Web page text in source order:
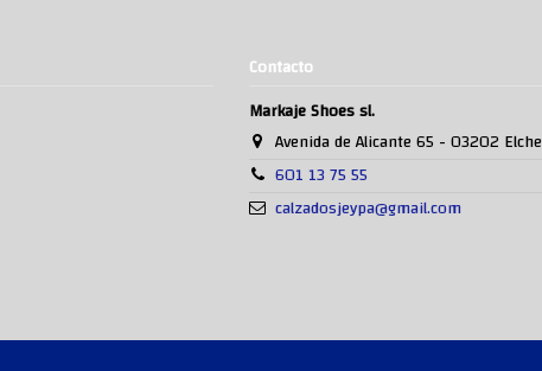
Contacto
Markaje Shoes sl.
Avenida de Alicante 65 - 03202 Elche
601 13 75 55
calzadosjeypa@gmail.com